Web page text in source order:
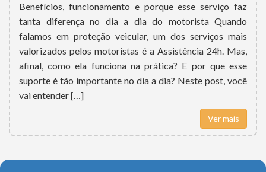
Benefícios, funcionamento e porque esse serviço faz
tanta diferença no dia a dia do motorista Quando
falamos em proteção veicular, um dos serviços mais
valorizados pelos motoristas é a Assistência 24h. Mas,
afinal, como ela funciona na prática? E por que esse
suporte é tão importante no dia a dia? Neste post, você
vai entender […]
Ver mais